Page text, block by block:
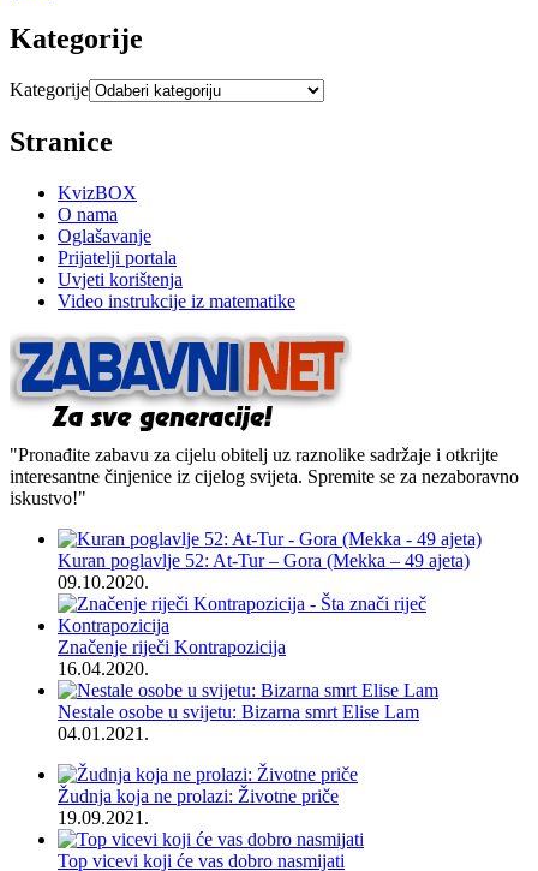
Kategorije
Kategorije
Stranice
KvizBOX
O nama
Oglašavanje
Prijatelji portala
Uvjeti korištenja
Video instrukcije iz matematike
"Pronađite zabavu za cijelu obitelj uz raznolike sadržaje i otkrijte
interesantne činjenice iz cijelog svijeta. Spremite se za nezaboravno
iskustvo!"
Kuran poglavlje 52: At-Tur – Gora (Mekka – 49 ajeta)
09.10.2020.
Značenje riječi Kontrapozicija
16.04.2020.
Nestale osobe u svijetu: Bizarna smrt Elise Lam
04.01.2021.
Žudnja koja ne prolazi: Životne priče
19.09.2021.
Top vicevi koji će vas dobro nasmijati